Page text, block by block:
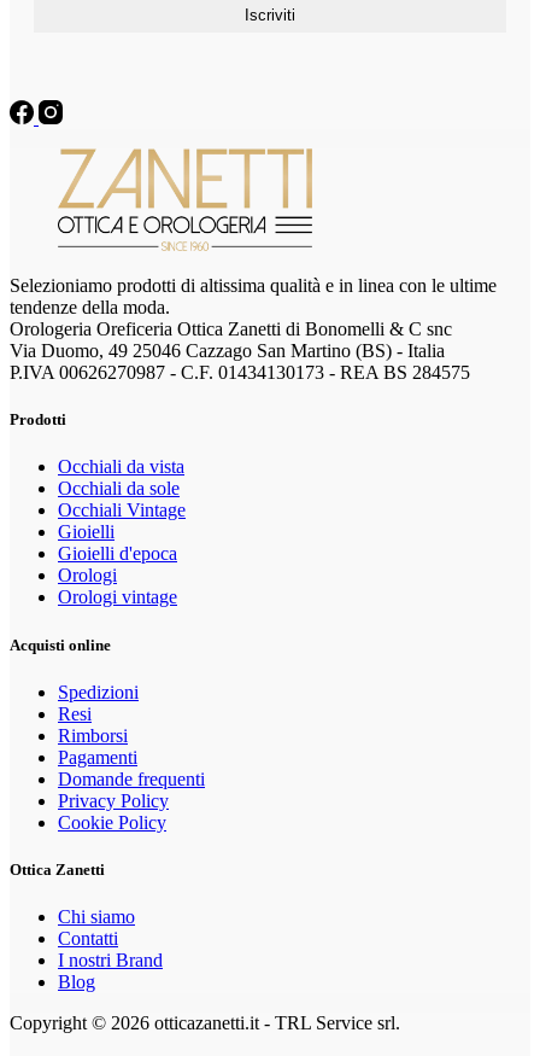
Selezioniamo prodotti di altissima qualità e in linea con le ultime
tendenze della moda.
Orologeria Oreficeria Ottica Zanetti di Bonomelli & C snc
Via Duomo, 49 25046 Cazzago San Martino (BS) - Italia
P.IVA 00626270987 - C.F. 01434130173 - REA BS 284575
Prodotti
Occhiali da vista
Occhiali da sole
Occhiali Vintage
Gioielli
Gioielli d'epoca
Orologi
Orologi vintage
Acquisti online
Spedizioni
Resi
Rimborsi
Pagamenti
Domande frequenti
Privacy Policy
Cookie Policy
Ottica Zanetti
Chi siamo
Contatti
I nostri Brand
Blog
Copyright © 2026 otticazanetti.it - TRL Service srl.